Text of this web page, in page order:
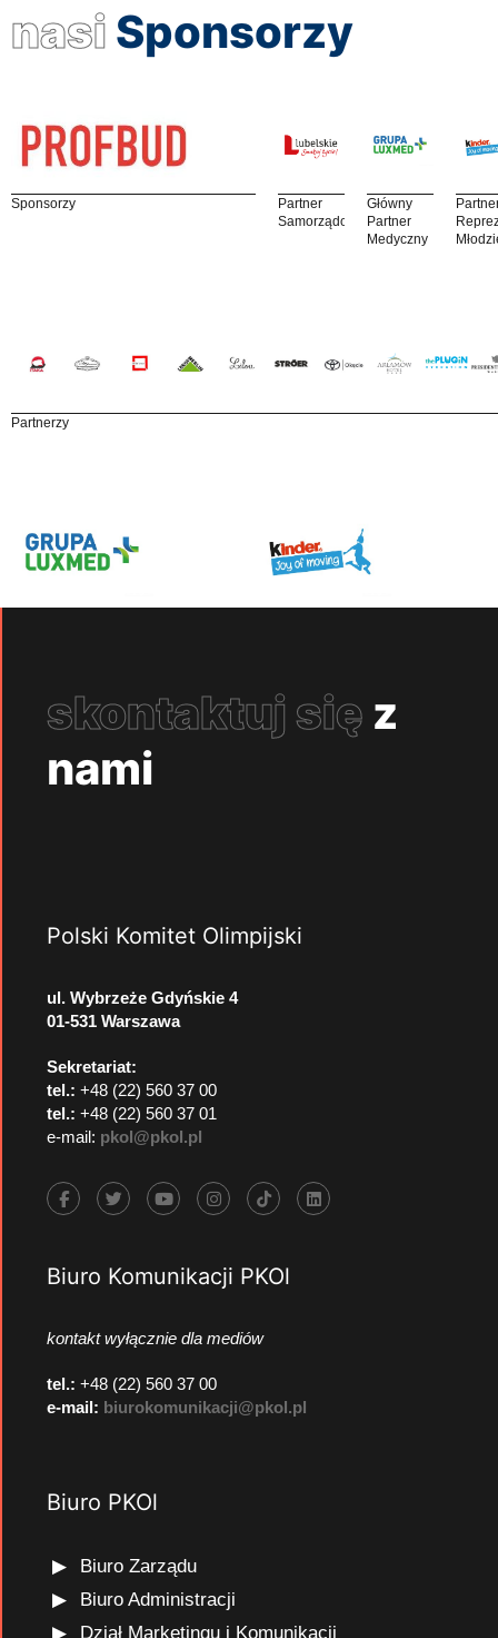
nasi Sponsorzy
Sponsorzy
Partner
Samorządowy
Główny
Partner
Medyczny
Partnerzy
skontaktuj się z
nami
Polski Komitet Olimpijski
ul. Wybrzeże Gdyńskie 4
01-531 Warszawa
Sekretariat:
tel.: +48 (22) 560 37 00
tel.: +48 (22) 560 37 01
e-mail: pkol@pkol.pl
Biuro Komunikacji PKOl
kontakt wyłącznie dla mediów
tel.: +48 (22) 560 37 00
e-mail: biurokomunikacji@pkol.pl
Biuro PKOl
Biuro Zarządu
Biuro Administracji
Dział Marketingu i Komunikacji